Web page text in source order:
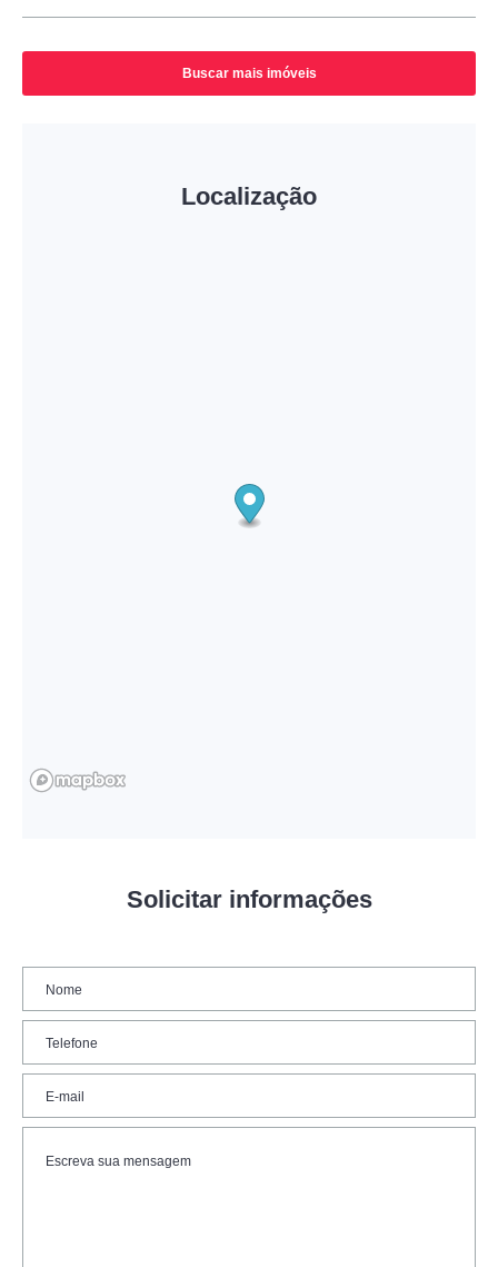
Buscar mais imóveis
Localização
Solicitar informações